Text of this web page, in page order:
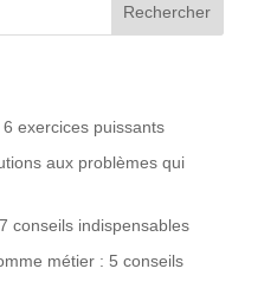
Rechercher
exercices puissants
aux problèmes qui
conseils indispensables
métier : 5 conseils